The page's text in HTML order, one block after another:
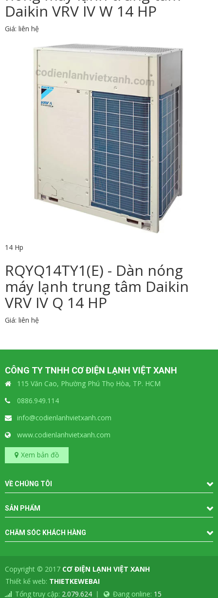
Daikin VRV IV W 14 HP
Giá: liên hệ
14 Hp
RQYQ14TY1(E) - Dàn nóng
máy lạnh trung tâm Daikin
VRV IV Q 14 HP
Giá: liên hệ
CÔNG TY TNHH CƠ ĐIỆN LẠNH VIỆT XANH
115 Văn Cao, Phường Phú Thọ Hòa, TP. HCM
0886.949.114
info@codienlanhvietxanh.com
www.codienlanhvietxanh.com
Xem bản đồ
VỀ CHÚNG TÔI
SẢN PHẨM
CHĂM SÓC KHÁCH HÀNG
Copyright © 2017 CƠ ĐIỆN LẠNH VIỆT XANH
Thiết kế web: THIETKEWEBAI
Tổng truy cập: 2.079.624 Đang online: 15